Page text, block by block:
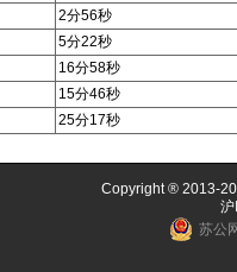
2分56秒
5分22秒
16分58秒
15分46秒
25分17秒
Copyright ® 2013-
苏公